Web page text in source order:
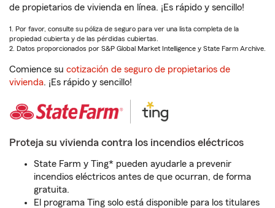
de propietarios de vivienda en línea. ¡Es rápido y sencillo!
1. Por favor, consulte su póliza de seguro para ver una lista completa de la
propiedad cubierta y de las pérdidas cubiertas.
2. Datos proporcionados por S&P Global Market Intelligence y State Farm Archive.
Comience su cotización de seguro de propietarios de
vivienda. ¡Es rápido y sencillo!
Proteja su vivienda contra los incendios eléctricos
State Farm y Ting* pueden ayudarle a prevenir
incendios eléctricos antes de que ocurran, de forma
gratuita.
El programa Ting solo está disponible para los titulares